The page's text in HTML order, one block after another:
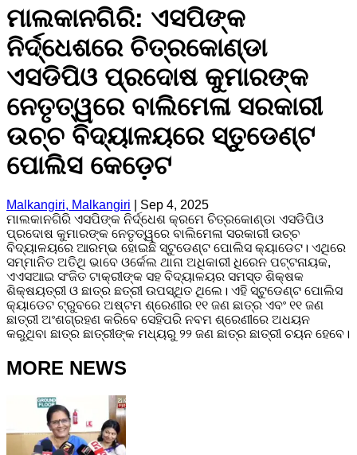
ମାଲକାନଗିରି: ଏସପିଙ୍କ
ନିର୍ଦ୍ଧେଶରେ ଚିତ୍ରକୋଣ୍ଡା
ଏସଡିପିଓ ପ୍ରଦୋଷ କୁମାରଙ୍କ
ନେତୃତ୍ୱରେ ବାଲିମେଳା ସରକାରୀ
ଉଚ୍ଚ ବିଦ୍ୟାଳୟରେ ସ୍ତୁଡେଣ୍ଟ
ପୋଲିସ କେଡ଼େଟ
Malkangiri, Malkangiri
Sep 4, 2025
ମାଲକାନଗିରି ଏସପିଙ୍କ ନିର୍ଦ୍ଧେଶ କ୍ରମେ ଚିତ୍ରକୋଣ୍ଡା ଏସଡିପିଓ
ପ୍ରଦୋଷ କୁମାରଙ୍କ ନେତୃତ୍ୱରେ ବାଲିମେଳା ସରକାରୀ ଉଚ୍ଚ
ବିଦ୍ୟାଳୟରେ ଆରମ୍ଭ ହୋଇଛି ସ୍ଟୁଡେଣ୍ଟ ପୋଲିସ କ୍ୟାଡେଟ। ଏଥିରେ
ସମ୍ମାନିତ ଅତିଥି ଭାବେ ଓର୍କେଲ ଥାନା ଅଧିକାରୀ ଧିରେନ ପଟ୍ଟନାୟକ,
ଏଏସଆଇ ସଂଜିତ ଟାକ୍ରୀଙ୍କ ସହ ବିଦ୍ୟାଳୟର ସମସ୍ତ ଶିକ୍ଷକ
ଶିକ୍ଷୟତ୍ରୀ ଓ ଛାତ୍ର ଛତ୍ରୀ ଉପସ୍ଥିତ ଥିଲେ। ଏହି ସ୍ଟୁଡେଣ୍ଟ ପୋଲିସ
କ୍ୟାଡେଟ ଟ୍ରୁବରେ ଅଷ୍ଟମ ଶ୍ରେଣୀର ୧୧ ଜଣ ଛାତ୍ର ଏବଂ ୧୧ ଜଣ
ଛାତ୍ରୀ ଅଂଶଗ୍ରହଣ କରିବେ ସେହିପରି ନବମ ଶ୍ରେଣୀରେ ଅଧୟନ
କରୁଥିବା ଛାତ୍ର ଛାତ୍ରୀଙ୍କ ମଧ୍ୟରୁ ୨୨ ଜଣ ଛାତ୍ର ଛାତ୍ରୀ ଚୟନ ହେବେ।
MORE NEWS